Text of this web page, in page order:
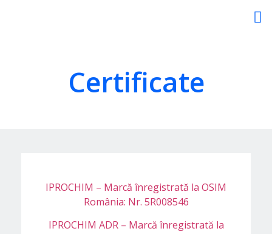
Certificate
IPROCHIM – Marcă înregistrată la OSIM
România: Nr. 5R008546
IPROCHIM ADR – Marcă înregistrată la